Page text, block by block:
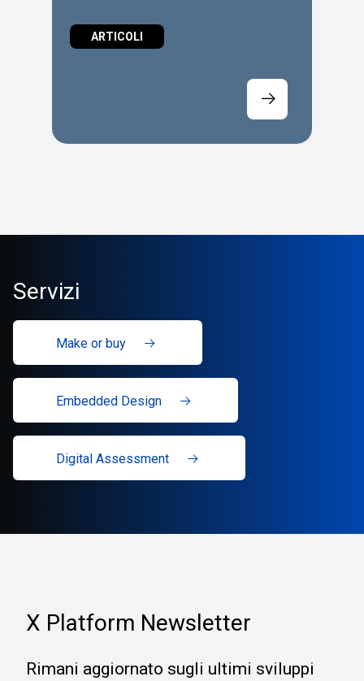
ARTICOLI
Servizi
Make or buy
Embedded Design
Digital Assessment
X Platform Newsletter
Rimani aggiornato sugli ultimi sviluppi